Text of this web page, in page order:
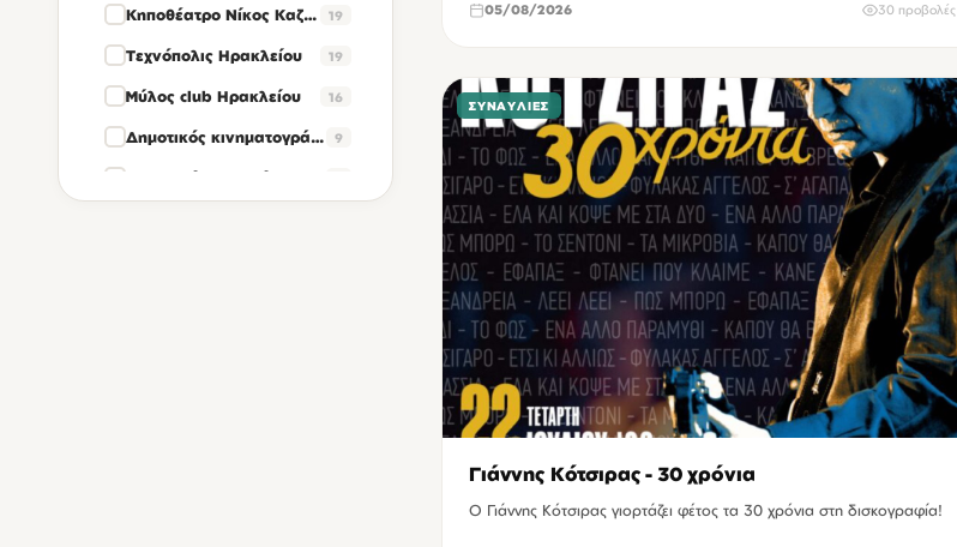
Κηποθέατρο Νίκος Καζαντζάκης Ηρακλείου 19
Τεχνόπολις Ηρακλείου 19
Μύλος club Ηρακλείου 16
Δημοτικός κινηματογράφος Βηθλεέμ Ηρακλείου 9
05/08/2026 30 προβολές
ΣΥΝΑΥΛΊΕΣ
Γιάννης Κότσιρας - 30 χρόνια
Ο Γιάννης Κότσιρας γιορτάζει φέτος τα 30 χρόνια στη δισκογραφία!